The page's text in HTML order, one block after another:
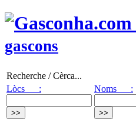
gascons
Recherche / Cèrca...
Lòcs :
Noms :